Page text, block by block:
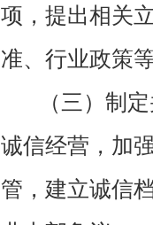
项，提出相关
准、行业政策
（三）制
诚信经营，加
管，建立诚信